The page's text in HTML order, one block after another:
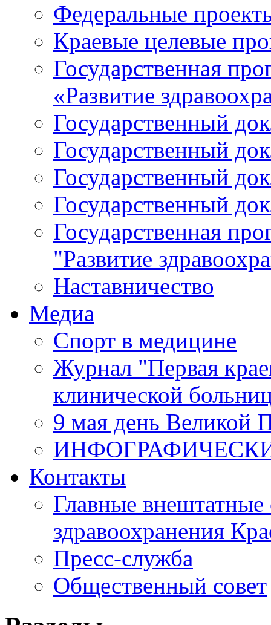
Федеральные
Краевые целевые
Государственная
«Развитие
Государственный
Государственный
Государственный
Государственный
Государственная
"Развитие
Наставничество
Медиа
Спорт в медицине
Журнал "Первая
клинической
9 мая день Великой
Контакты
Главные внештатные
здравоохранения
Пресс-служба
Общественный совет